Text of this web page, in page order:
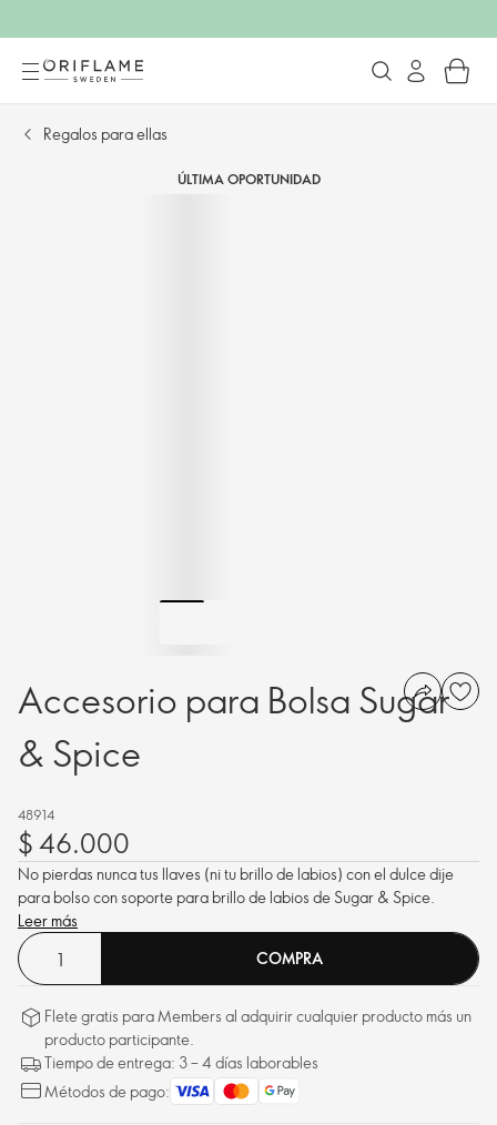
Regalos para ellas
ÚLTIMA OPORTUNIDAD
Accesorio para Bolsa Sugar
& Spice
48914
$ 46.000
No pierdas nunca tus llaves (ni tu brillo de labios) con el dulce dije
para bolso con soporte para brillo de labios de Sugar & Spice.
Leer más
COMPRA
Flete gratis para Members al adquirir cualquier producto más un
producto participante.
Tiempo de entrega: 3 – 4 días laborables
Métodos de pago: